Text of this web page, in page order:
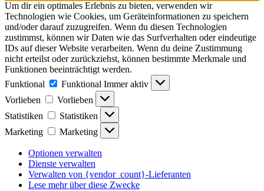
Um dir ein optimales Erlebnis zu bieten, verwenden wir
Technologien wie Cookies, um Geräteinformationen zu speichern
und/oder darauf zuzugreifen. Wenn du diesen Technologien
zustimmst, können wir Daten wie das Surfverhalten oder eindeutige
IDs auf dieser Website verarbeiten. Wenn du deine Zustimmung
nicht erteilst oder zurückziehst, können bestimmte Merkmale und
Funktionen beeinträchtigt werden.
Funktional
Funktional Immer aktiv
Vorlieben
Vorlieben
Statistiken
Statistiken
Marketing
Marketing
Optionen verwalten
Dienste verwalten
Verwalten von {vendor_count}-Lieferanten
Lese mehr über diese Zwecke